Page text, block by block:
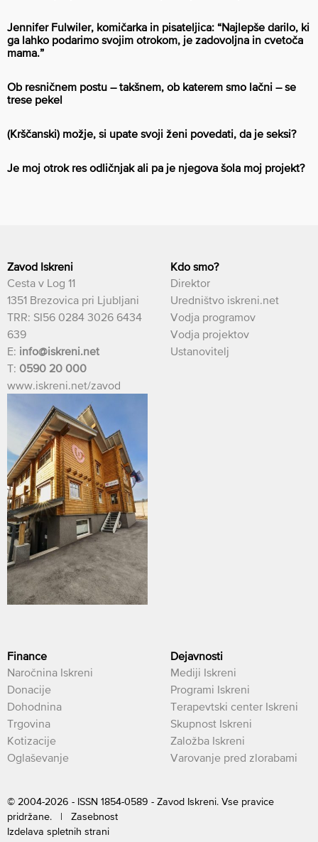
Jennifer Fulwiler, komičarka in pisateljica: “Najlepše darilo, ki
ga lahko podarimo svojim otrokom, je zadovoljna in cvetoča
mama.”
Ob resničnem postu – takšnem, ob katerem smo lačni – se
trese pekel
(Krščanski) možje, si upate svoji ženi povedati, da je seksi?
Je moj otrok res odličnjak ali pa je njegova šola moj projekt?
Zavod Iskreni
Cesta v Log 11
1351 Brezovica pri Ljubljani
TRR: SI56 0284 3026 6434
639
E: info@iskreni.net
T: 0590 20 000
www.iskreni.net/zavod
Kdo smo?
Direktor
Uredništvo iskreni.net
Vodja programov
Vodja projektov
Ustanovitelj
Finance
Naročnina Iskreni
Donacije
Dohodnina
Trgovina
Kotizacije
Oglaševanje
Dejavnosti
Mediji Iskreni
Programi Iskreni
Terapevtski center Iskreni
Skupnost Iskreni
Založba Iskreni
Varovanje pred zlorabami
© 2004-2026 - ISSN 1854-0589 - Zavod Iskreni. Vse pravice
pridržane. | Zasebnost
Izdelava spletnih strani